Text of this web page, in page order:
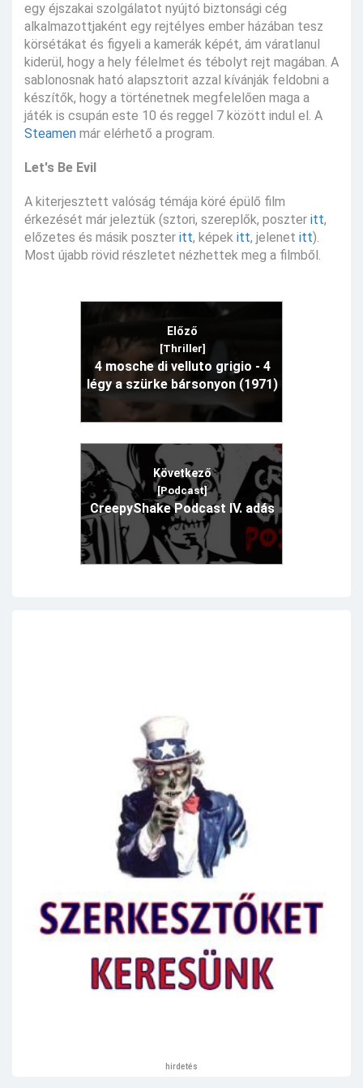
egy éjszakai szolgálatot nyújtó biztonsági cég
alkalmazottjaként egy rejtélyes ember házában tesz
körsétákat és figyeli a kamerák képét, ám váratlanul
kiderül, hogy a hely félelmet és tébolyt rejt magában. A
sablonosnak ható alapsztorit azzal kívánják feldobni a
készítők, hogy a történetnek megfelelően maga a
játék is csupán este 10 és reggel 7 között indul el. A
Steamen már elérhető a program.
Let's Be Evil
A kiterjesztett valóság témája köré épülő film
érkezését már jeleztük (sztori, szereplők, poszter itt,
előzetes és másik poszter itt, képek itt, jelenet itt).
Most újabb rövid részletet nézhettek meg a filmből.
Előző
[Thriller]
4 mosche di velluto grigio - 4
légy a szürke bársonyon (1971)
Következő
[Podcast]
CreepyShake Podcast IV. adás
hirdetés